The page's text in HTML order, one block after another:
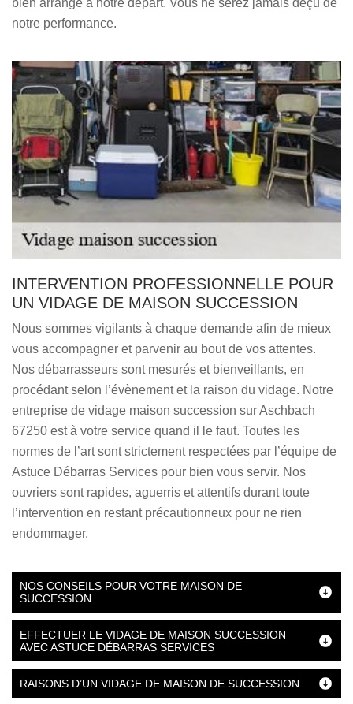
bien arrangé à notre départ. Vous ne serez jamais déçu de
notre performance.
INTERVENTION PROFESSIONNELLE POUR
UN VIDAGE DE MAISON SUCCESSION
Nous sommes vigilants à chaque demande afin de mieux
vous accompagner et parvenir au bout de vos attentes.
Nos débarrasseurs sont mesurés et bienveillants, en
procédant selon l’évènement et la raison du vidage. Notre
entreprise de vidage maison succession sur Aschbach
67250 est à votre service quand il le faut. Toutes les
normes de l’art sont strictement respectées par l’équipe de
Astuce Débarras Services pour bien vous servir. Nos
ouvriers sont rapides, aguerris et attentifs durant toute
l’intervention en restant précautionneux pour ne rien
endommager.
NOS CONSEILS POUR VOTRE MAISON DE
SUCCESSION
EFFECTUER LE VIDAGE DE MAISON SUCCESSION
AVEC ASTUCE DÉBARRAS SERVICES
RAISONS D’UN VIDAGE DE MAISON DE SUCCESSION